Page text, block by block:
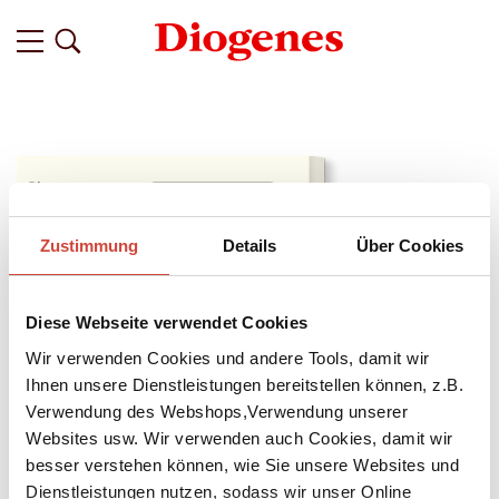
Zustimmung Details Über Cookies
Diese Webseite verwendet Cookies
Wir verwenden Cookies und andere Tools, damit wir
Ihnen unsere Dienstleistungen bereitstellen können, z.B.
Verwendung des Webshops,Verwendung unserer
Websites usw. Wir verwenden auch Cookies, damit wir
besser verstehen können, wie Sie unsere Websites und
Dienstleistungen nutzen, sodass wir unser Online
Download Bilddatei ↘